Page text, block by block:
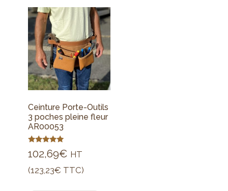
Ceinture Porte-Outils
3 poches pleine fleur
AR00053
5.00
102,69€ HT
(123,23€ TTC)